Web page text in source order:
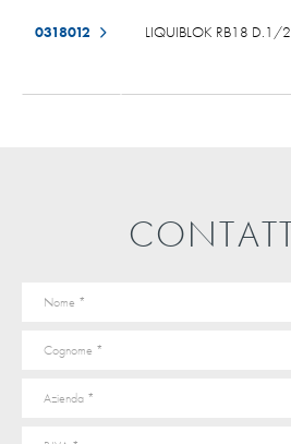
0318012 LIQUIBLOK RB18 D.1/